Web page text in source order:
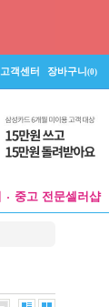
고객센터 장바구니(0)
중고 전문셀러샵